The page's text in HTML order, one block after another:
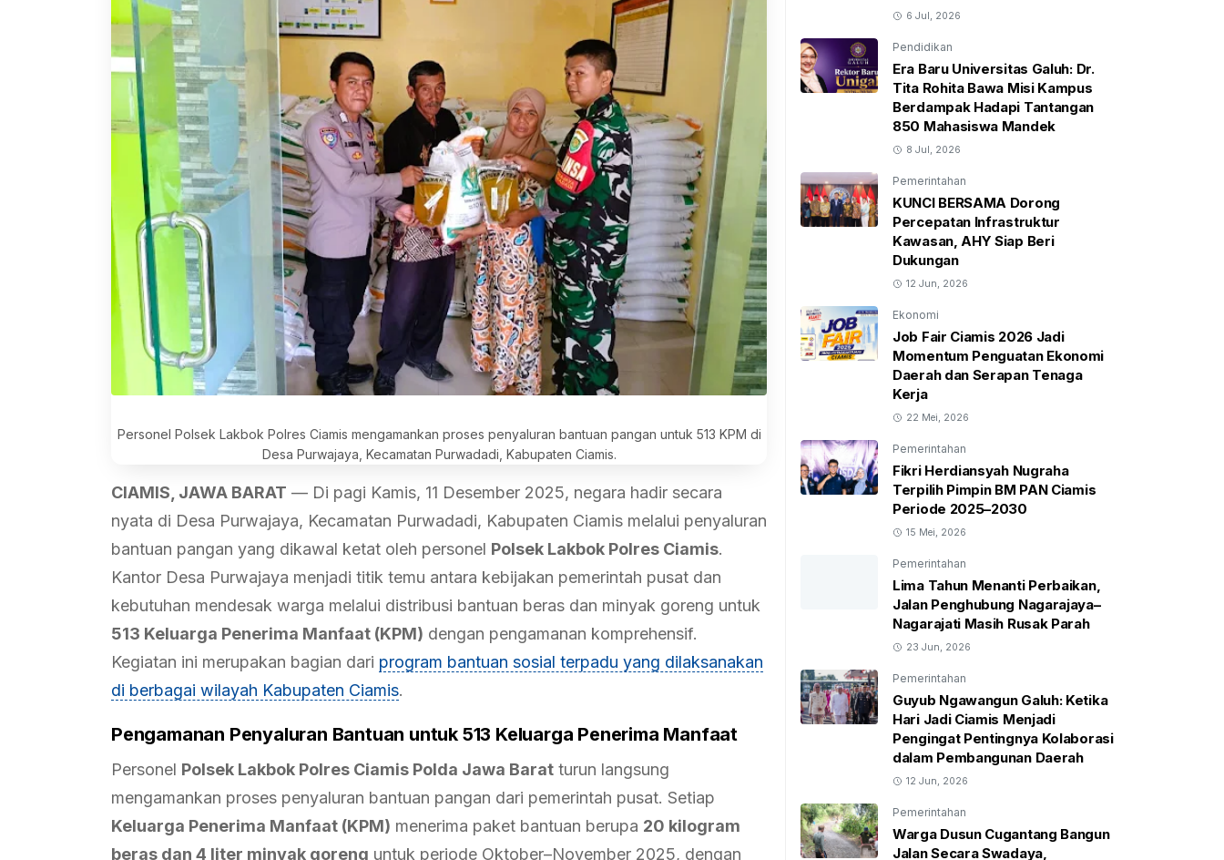
Personel Polsek Lakbok Polres Ciamis mengamankan proses penyaluran bantuan pangan untuk 513 KPM di
Desa Purwajaya, Kecamatan Purwadadi, Kabupaten Ciamis.
CIAMIS, JAWA BARAT — Di pagi Kamis, 11 Desember 2025, negara hadir secara
nyata di Desa Purwajaya, Kecamatan Purwadadi, Kabupaten Ciamis melalui penyaluran
bantuan pangan yang dikawal ketat oleh personel Polsek Lakbok Polres Ciamis.
Kantor Desa Purwajaya menjadi titik temu antara kebijakan pemerintah pusat dan
kebutuhan mendesak warga melalui distribusi bantuan beras dan minyak goreng untuk
513 Keluarga Penerima Manfaat (KPM) dengan pengamanan komprehensif.
Kegiatan ini merupakan bagian dari program bantuan sosial terpadu yang dilaksanakan
di berbagai wilayah Kabupaten Ciamis.
Pengamanan Penyaluran Bantuan untuk 513 Keluarga Penerima Manfaat
Personel Polsek Lakbok Polres Ciamis Polda Jawa Barat turun langsung
mengamankan proses penyaluran bantuan pangan dari pemerintah pusat. Setiap
Keluarga Penerima Manfaat (KPM) menerima paket bantuan berupa 20 kilogram
beras dan 4 liter minyak goreng untuk periode Oktober–November 2025, dengan
6 Jul, 2026
Pendidikan
Era Baru Universitas Galuh: Dr.
Tita Rohita Bawa Misi Kampus
Berdampak Hadapi Tantangan
850 Mahasiswa Mandek
8 Jul, 2026
Pemerintahan
KUNCI BERSAMA Dorong
Percepatan Infrastruktur
Kawasan, AHY Siap Beri
Dukungan
12 Jun, 2026
Ekonomi
Job Fair Ciamis 2026 Jadi
Momentum Penguatan Ekonomi
Daerah dan Serapan Tenaga
Kerja
22 Mei, 2026
Pemerintahan
Fikri Herdiansyah Nugraha
Terpilih Pimpin BM PAN Ciamis
Periode 2025–2030
15 Mei, 2026
Pemerintahan
Lima Tahun Menanti Perbaikan,
Jalan Penghubung Nagarajaya–
Nagarajati Masih Rusak Parah
23 Jun, 2026
Pemerintahan
Guyub Ngawangun Galuh: Ketika
Hari Jadi Ciamis Menjadi
Pengingat Pentingnya Kolaborasi
dalam Pembangunan Daerah
12 Jun, 2026
Pemerintahan
Warga Dusun Cugantang Bangun
Jalan Secara Swadaya,